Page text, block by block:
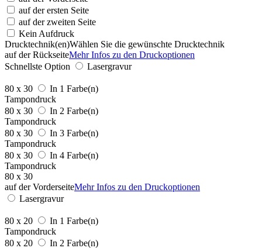
auf der ersten Seite
auf der zweiten Seite
Kein Aufdruck
Drucktechnik(en)Wählen Sie die gewünschte Drucktechnik
auf der RückseiteMehr Infos zu den Druckoptionen
Schnellste Option
Lasergravur
80 x 30
In 1 Farbe(n)
Tampondruck
80 x 30
In 2 Farbe(n)
Tampondruck
80 x 30
In 3 Farbe(n)
Tampondruck
80 x 30
In 4 Farbe(n)
Tampondruck
80 x 30
auf der VorderseiteMehr Infos zu den Druckoptionen
Lasergravur
80 x 20
In 1 Farbe(n)
Tampondruck
80 x 20
In 2 Farbe(n)